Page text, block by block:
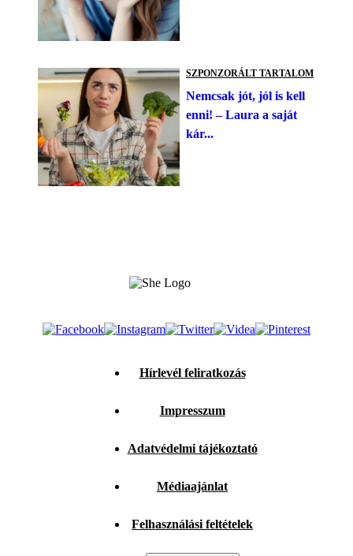
SZPONZORÁLT TARTALOM
Nemcsak jót, jól is kell
enni! – Laura a saját
kár...
Hírlevél feliratkozás
Impresszum
Adatvédelmi tájékoztató
Médiaajánlat
Felhasználási feltételek